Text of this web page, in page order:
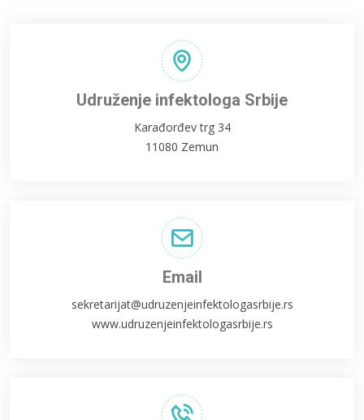
Udruženje infektologa Srbije
Karađorđev trg 34
11080 Zemun
Email
sekretarijat@udruzenjeinfektologasrbije.rs
www.udruzenjeinfektologasrbije.rs